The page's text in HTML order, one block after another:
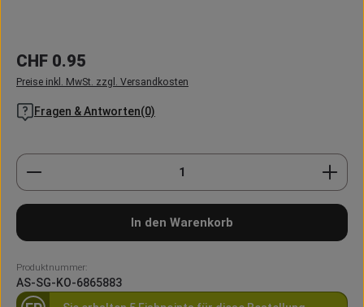
Regulärer Preis:
CHF 0.95
Preise inkl. MwSt. zzgl. Versandkosten
Fragen & Antworten(0)
Produkt Anzahl: Gib den gewünschten Wert ein
In den Warenkorb
Produktnummer:
AS-SG-KO-6865883